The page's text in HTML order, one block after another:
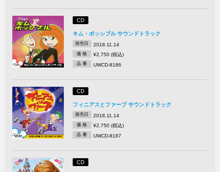
CD
キム・ポッシブル サウンドトラック
発売日 2018.11.14
価 格 ¥2,750 (税込)
品 番 UWCD-8186
CD
フィニアスとファーブ サウンドトラック
発売日 2018.11.14
価 格 ¥2,750 (税込)
品 番 UWCD-8187
CD